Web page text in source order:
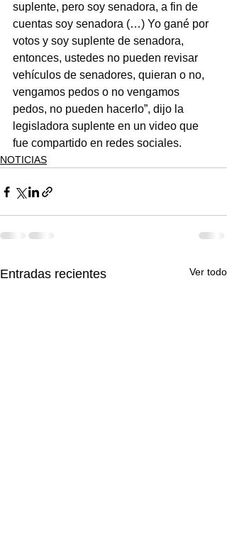
suplente, pero soy senadora, a fin de
cuentas soy senadora (…) Yo gané por
votos y soy suplente de senadora,
entonces, ustedes no pueden revisar
vehículos de senadores, quieran o no,
vengamos pedos o no vengamos
pedos, no pueden hacerlo”, dijo la
legisladora suplente en un video que
fue compartido en redes sociales.
NOTICIAS
Entradas recientes Ver todo